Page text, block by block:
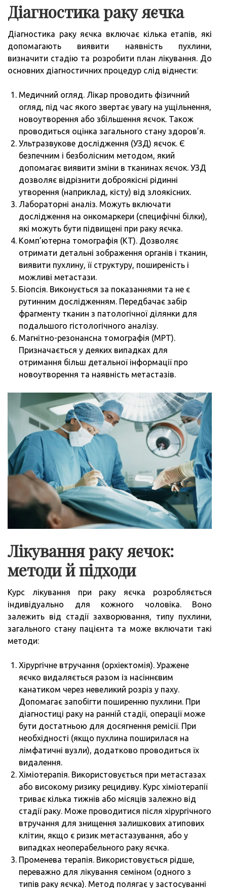
Діагностика раку яєчка
Діагностика раку яєчка включає кілька етапів, які
допомагають виявити наявність пухлини,
визначити стадію та розробити план лікування. До
основних діагностичних процедур слід віднести:
Медичний огляд. Лікар проводить фізичний
огляд, під час якого звертає увагу на ущільнення,
новоутворення або збільшення яєчок. Також
проводиться оцінка загального стану здоров’я.
Ультразвукове дослідження (УЗД) яєчок. Є
безпечним і безболісним методом, який
допомагає виявити зміни в тканинах яєчок. УЗД
дозволяє відрізнити доброякісні рідинні
утворення (наприклад, кісту) від злоякісних.
Лабораторні аналіз. Можуть включати
дослідження на онкомаркери (специфічні білки),
які можуть бути підвищені при раку яєчка.
Комп’ютерна томографія (КТ). Дозволяє
отримати детальні зображення органів і тканин,
виявити пухлину, її структуру, поширеність і
можливі метастази.
Біопсія. Виконується за показаннями та не є
рутинним дослідженням. Передбачає забір
фрагменту тканин з патологічної ділянки для
подальшого гістологічного аналізу.
Магнітно-резонансна томографія (МРТ).
Призначається у деяких випадках для
отримання більш детальної інформації про
новоутворення та наявність метастазів.
Лікування раку яєчок:
методи й підходи
Курс лікування при раку яєчка розробляється
індивідуально для кожного чоловіка. Воно
залежить від стадії захворювання, типу пухлини,
загального стану пацієнта та може включати такі
методи:
Хірургічне втручання (орхіектомія). Уражене
яєчко видаляється разом із насіннєвим
канатиком через невеликий розріз у паху.
Допомагає запобігти поширенню пухлини. При
діагностиці раку на ранній стадії, операції може
бути достатньою для досягнення ремісії. При
необхідності (якщо пухлина поширилася на
лімфатичні вузли), додатково проводиться їх
видалення.
Хіміотерапія. Використовується при метастазах
або високому ризику рецидиву. Курс хіміотерапії
триває кілька тижнів або місяців залежно від
стадії раку. Може проводитися після хірургічного
втручання для знищення залишкових атипових
клітин, якщо є ризик метастазування, або у
випадках неоперабельного раку яєчка.
Променева терапія. Використовується рідше,
переважно для лікування семіном (одного з
типів раку яєчка). Метод полягає у застосуванні